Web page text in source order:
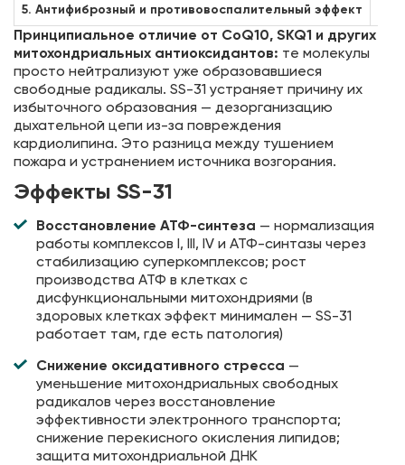
5. Антифиброзный и противовоспалительный эффект
Принципиальное отличие от CoQ10, SKQ1 и других
митохондриальных антиоксидантов: те молекулы
просто нейтрализуют уже образовавшиеся
свободные радикалы. SS-31 устраняет причину их
избыточного образования — дезорганизацию
дыхательной цепи из-за повреждения
кардиолипина. Это разница между тушением
пожара и устранением источника возгорания.
Эффекты SS-31
Восстановление АТФ-синтеза — нормализация
работы комплексов I, III, IV и АТФ-синтазы через
стабилизацию суперкомплексов; рост
производства АТФ в клетках с
дисфункциональными митохондриями (в
здоровых клетках эффект минимален — SS-31
работает там, где есть патология)
Снижение оксидативного стресса —
уменьшение митохондриальных свободных
радикалов через восстановление
эффективности электронного транспорта;
снижение перекисного окисления липидов;
защита митохондриальной ДНК